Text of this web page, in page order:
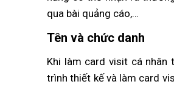
qua bài quảng cáo,…
Tên và chức danh
Khi làm card visit cá
trình thiết kế và làm card